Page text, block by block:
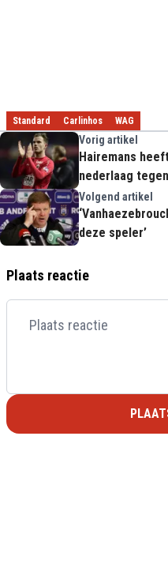
Standard Carlinhos WAG
Vorig artikel
Hairemans
nederlaag
Volgend artikel
deze speler’
Plaats reactie